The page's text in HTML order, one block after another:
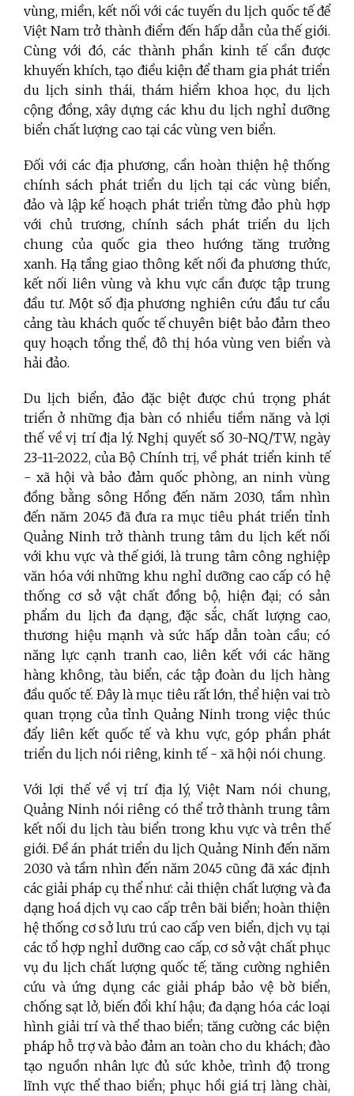
vùng, miền, kết nối với các tuyến du lịch quốc tế để
Việt Nam trở thành điểm đến hấp dẫn của thế giới.
Cùng với đó, các thành phần kinh tế cần được
khuyến khích, tạo điều kiện để tham gia phát triển
du lịch sinh thái, thám hiểm khoa học, du lịch
cộng đồng, xây dựng các khu du lịch nghỉ dưỡng
biển chất lượng cao tại các vùng ven biển.
Đối với các địa phương, cần hoàn thiện hệ thống
chính sách phát triển du lịch tại các vùng biển,
đảo và lập kế hoạch phát triển từng đảo phù hợp
với chủ trương, chính sách phát triển du lịch
chung của quốc gia theo hướng tăng trưởng
xanh. Hạ tầng giao thông kết nối đa phương thức,
kết nối liên vùng và khu vực cần được tập trung
đầu tư. Một số địa phương nghiên cứu đầu tư cầu
cảng tàu khách quốc tế chuyên biệt bảo đảm theo
quy hoạch tổng thể, đô thị hóa vùng ven biển và
hải đảo.
Du lịch biển, đảo đặc biệt được chú trọng phát
triển ở những địa bàn có nhiều tiềm năng và lợi
thế về vị trí địa lý. Nghị quyết số 30-NQ/TW, ngày
23-11-2022, của Bộ Chính trị, về phát triển kinh tế
- xã hội và bảo đảm quốc phòng, an ninh vùng
đồng bằng sông Hồng đến năm 2030, tầm nhìn
đến năm 2045 đã đưa ra mục tiêu phát triển tỉnh
Quảng Ninh trở thành trung tâm du lịch kết nối
với khu vực và thế giới, là trung tâm công nghiệp
văn hóa với những khu nghỉ dưỡng cao cấp có hệ
thống cơ sở vật chất đồng bộ, hiện đại; có sản
phẩm du lịch đa dạng, đặc sắc, chất lượng cao,
thương hiệu mạnh và sức hấp dẫn toàn cầu; có
năng lực cạnh tranh cao, liên kết với các hãng
hàng không, tàu biển, các tập đoàn du lịch hàng
đầu quốc tế. Đây là mục tiêu rất lớn, thể hiện vai trò
quan trọng của tỉnh Quảng Ninh trong việc thúc
đẩy liên kết quốc tế và khu vực, góp phần phát
triển du lịch nói riêng, kinh tế - xã hội nói chung.
Với lợi thế về vị trí địa lý, Việt Nam nói chung,
Quảng Ninh nói riêng có thể trở thành trung tâm
kết nối du lịch tàu biển trong khu vực và trên thế
giới. Đề án phát triển du lịch Quảng Ninh đến năm
2030 và tầm nhìn đến năm 2045 cũng đã xác định
các giải pháp cụ thể như: cải thiện chất lượng và đa
dạng hoá dịch vụ cao cấp trên bãi biển; hoàn thiện
hệ thống cơ sở lưu trú cao cấp ven biển, dịch vụ tại
các tổ hợp nghỉ dưỡng cao cấp, cơ sở vật chất phục
vụ du lịch chất lượng quốc tế; tăng cường nghiên
cứu và ứng dụng các giải pháp bảo vệ bờ biển,
chống sạt lở, biến đổi khí hậu; đa dạng hóa các loại
hình giải trí và thể thao biển; tăng cường các biện
pháp hỗ trợ và bảo đảm an toàn cho du khách; đào
tạo nguồn nhân lực đủ sức khỏe,trình độ trong
lĩnh vực thể thao biển; phục hồi giá trị làng chài,